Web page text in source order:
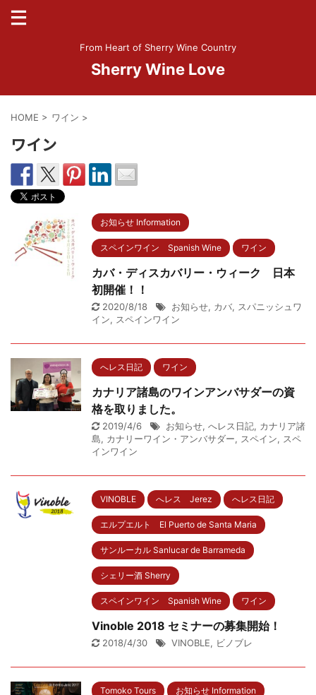
From Heart of Sherry Wine Country
Sherry Wine Love
HOME > ワイン >
ワイン
お知らせ Information
スペインワイン Spanish Wine ワイン
カバ・ディスカバリー・ウィーク 日本
初開催！！
2020/8/18 お知らせ, カバ, スパニッシュワ
イン, スペインワイン
へレス日記 ワイン
カナリア諸島のワインアンバサダーの資
格を取りました。
2019/4/6 お知らせ, へレス日記, カナリア諸
島, カナリーワイン・アンバサダー, スペイン, スペ
インワイン
VINOBLE へレス Jerez へレス日記
エルプエルト El Puerto de Santa Maria
サンルーカル Sanlucar de Barrameda
シェリー酒 Sherry
スペインワイン Spanish Wine ワイン
Vinoble 2018 セミナーの募集開始！
2018/4/30 VINOBLE, ビノブレ
Tomoko Tours お知らせ Information